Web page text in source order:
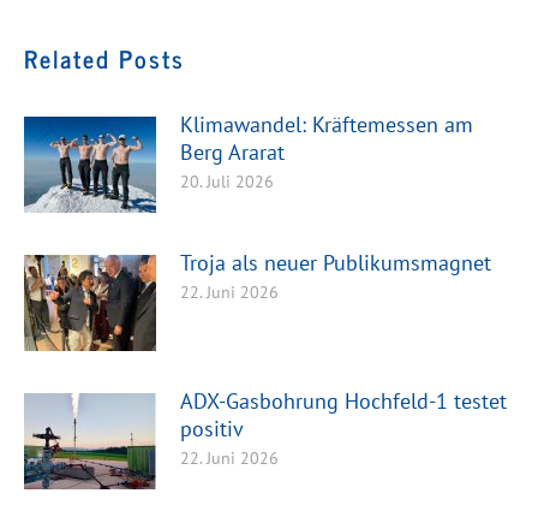
Related Posts
Klimawandel: Kräftemessen am
Berg Ararat
20. Juli 2026
Troja als neuer Publikumsmagnet
22. Juni 2026
ADX-Gasbohrung Hochfeld-1 testet
positiv
22. Juni 2026